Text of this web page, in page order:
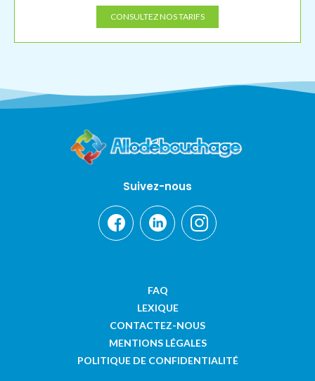
CONSULTEZ NOS TARIFS
Suivez-nous
FAQ
LEXIQUE
CONTACTEZ-NOUS
MENTIONS LÉGALES
POLITIQUE DE CONFIDENTIALITÉ